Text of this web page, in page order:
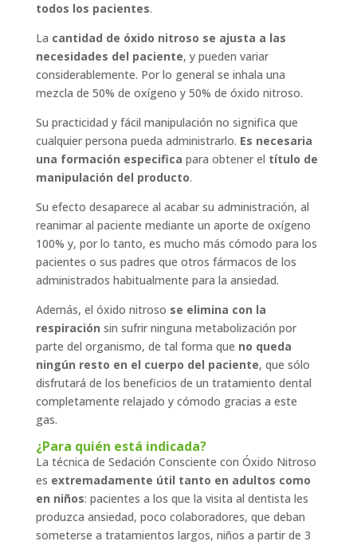
todos los pacientes.
La cantidad de óxido nitroso se ajusta a las
necesidades del paciente, y pueden variar
considerablemente. Por lo general se inhala una
mezcla de 50% de oxígeno y 50% de óxido nitroso.
Su practicidad y fácil manipulación no significa que
cualquier persona pueda administrarlo. Es necesaria
una formación especifica para obtener el título de
manipulación del producto.
Su efecto desaparece al acabar su administración, al
reanimar al paciente mediante un aporte de oxígeno
100% y, por lo tanto, es mucho más cómodo para los
pacientes o sus padres que otros fármacos de los
administrados habitualmente para la ansiedad.
Además, el óxido nitroso se elimina con la
respiración sin sufrir ninguna metabolización por
parte del organismo, de tal forma que no queda
ningún resto en el cuerpo del paciente, que sólo
disfrutará de los beneficios de un tratamiento dental
completamente relajado y cómodo gracias a este
gas.
¿Para quién está indicada?
La técnica de Sedación Consciente con Óxido Nitroso
es extremadamente útil tanto en adultos como
en niños: pacientes a los que la visita al dentista les
produzca ansiedad, poco colaboradores, que deban
someterse a tratamientos largos, niños a partir de 3